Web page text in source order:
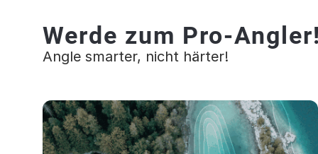
Werde zum Pro-
Angle smarter, nicht härter!